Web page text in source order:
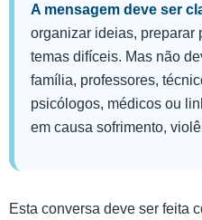
A mensagem deve ser
organizar ideias, preparar
temas difíceis. Mas não
família, professores,
psicólogos, médicos ou
em causa sofrimento,
Esta conversa deve ser feita